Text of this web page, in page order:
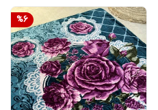
%6